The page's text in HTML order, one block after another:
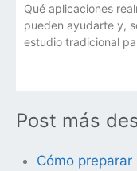
Qué aplicaciones
pueden ayudarte y,
estudio tradicional
Post más
Cómo